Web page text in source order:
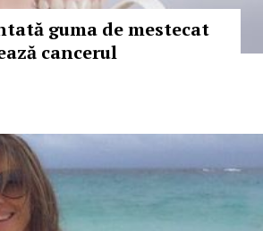
guma de mestecat
cancerul